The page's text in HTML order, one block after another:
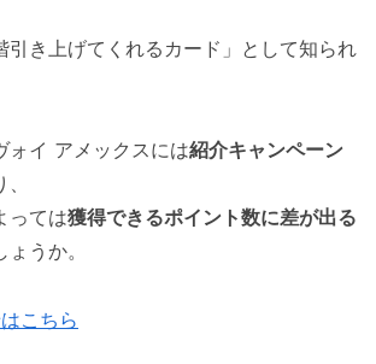
引き上げてくれるカード」として知られ
ォイ アメックスには紹介キャンペーン
っては獲得できるポイント数に差が出る
うか。
こちら